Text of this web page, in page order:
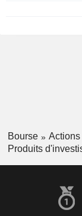
Bourse Actions
Produits